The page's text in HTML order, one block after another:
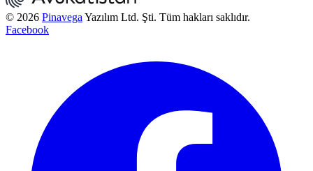
© 2026 Pinavega Yazılım Ltd. Şti. Tüm hakları saklıdır.
Facebook